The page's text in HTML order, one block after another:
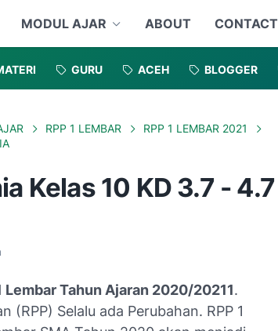
MODUL AJAR ABOUT CONTACT
GURU ACEH BLOGGER
RPP 1 LEMBAR
RPP 1 LEMBAR 2021
Kelas 10 KD 3.7 - 4.7
Lembar Tahun Ajaran 2020/20211.
(RPP) Selalu ada Perubahan. RPP 1